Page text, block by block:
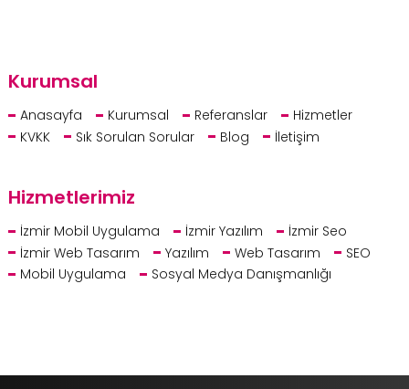
Kurumsal
Anasayfa Kurumsal Referanslar
Hizmetler
KVKK
Sık Sorulan Sorular Blog İletişim
Hizmetlerimiz
İzmir Mobil Uygulama İzmir Yazılım
İzmir Seo
İzmir Web Tasarım
Yazılım Web Tasarım
SEO
Mobil Uygulama
Sosyal Medya Danışmanlığı